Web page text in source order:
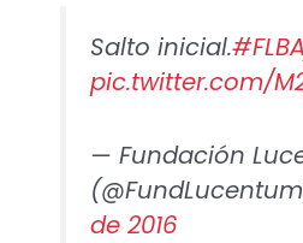
Salto inicial.
pic.twitter.com/
— Fundación
de 2016